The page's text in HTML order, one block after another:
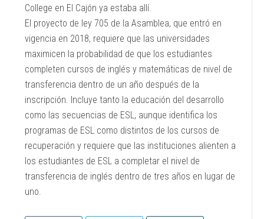
College en El Cajón ya estaba allí.
El proyecto de ley 705 de la Asamblea, que entró en
vigencia en 2018, requiere que las universidades
maximicen la probabilidad de que los estudiantes
completen cursos de inglés y matemáticas de nivel de
transferencia dentro de un año después de la
inscripción. Incluye tanto la educación del desarrollo
como las secuencias de ESL, aunque identifica los
programas de ESL como distintos de los cursos de
recuperación y requiere que las instituciones alienten a
los estudiantes de ESL a completar el nivel de
transferencia de inglés dentro de tres años en lugar de
uno.